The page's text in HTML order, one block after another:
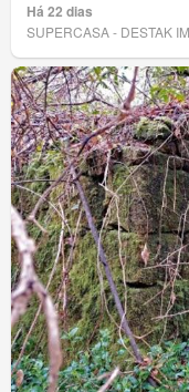
Há 22 dias
SUPERCASA - DESTAK